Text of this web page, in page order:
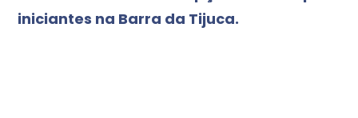
iniciantes na Barra da Tijuca.